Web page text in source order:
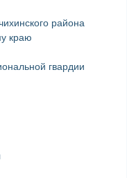
района
краю
гвардии